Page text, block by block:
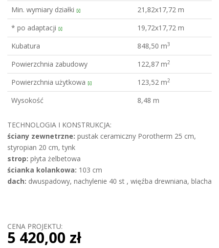
Min. wymiary działki [i]
21,82x17,72 m
* po adaptacji [i]
19,72x17,72 m
Kubatura
848,50 m3
Powierzchnia zabudowy 122,87 m2
Powierzchnia użytkowa [i] 123,52 m2
Wysokość 8,48 m
TECHNOLOGIA I KONSTRUKCJA:
ściany zewnetrzne: pustak ceramiczny Porotherm 25 cm,
styropian 20 cm, tynk
strop: płyta żelbetowa
ścianka kolankowa: 103 cm
dach: dwuspadowy, nachylenie 40 st , więźba drewniana, blacha
CENA PROJEKTU:
5 420,00 zł